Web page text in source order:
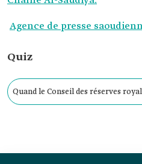
Agence de presse
Quiz
Quand le Conseil des réserves